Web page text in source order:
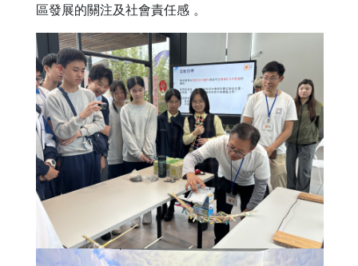
區發展的關注及社會責任感 。